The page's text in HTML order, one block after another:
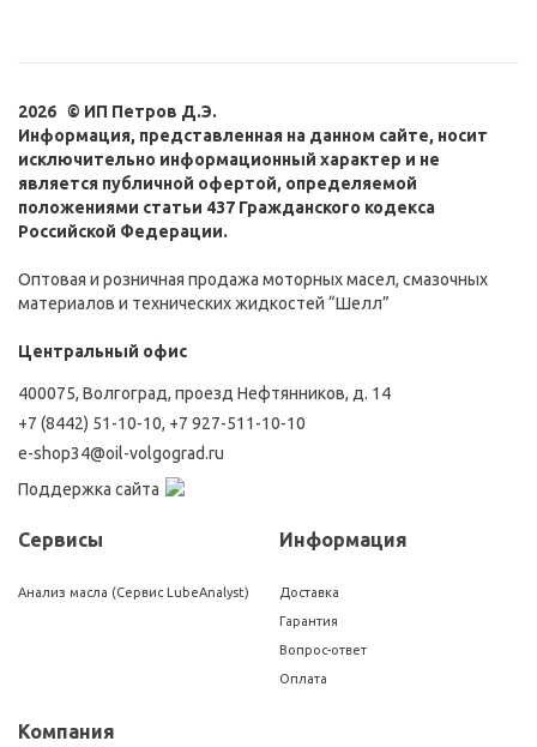
2026 © ИП Петров Д.Э.
Информация, представленная на данном сайте, носит
исключительно информационный характер и не
является публичной офертой, определяемой
положениями статьи 437 Гражданского кодекса
Российской Федерации.
Оптовая и розничная продажа моторных масел, смазочных
материалов и технических жидкостей “Шелл”
Центральный офис
400075, Волгоград, проезд Нефтянников, д. 14
+7 (8442) 51-10-10, +7 927-511-10-10
e-shop34@oil-volgograd.ru
Поддержка сайта
Сервисы
Анализ масла (Сервис LubeAnalyst)
Информация
Доставка
Гарантия
Вопрос-ответ
Оплата
Компания